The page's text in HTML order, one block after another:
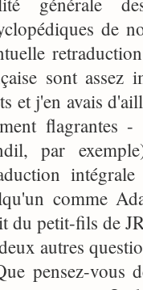
de
sont assez
et j'en avais
flagrantes
par
comme
du petit-fils de
autres
pensez-vous